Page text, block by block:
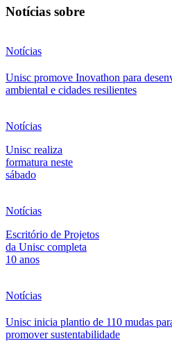
Notícias sobre
Notícias
Unisc promove Inovathon para
ambiental e cidades resilientes
Notícias
Unisc realiza
formatura neste
sábado
Notícias
Escritório de Projetos
da Unisc completa
10 anos
Notícias
Unisc inicia plantio de 110 mudas
promover sustentabilidade